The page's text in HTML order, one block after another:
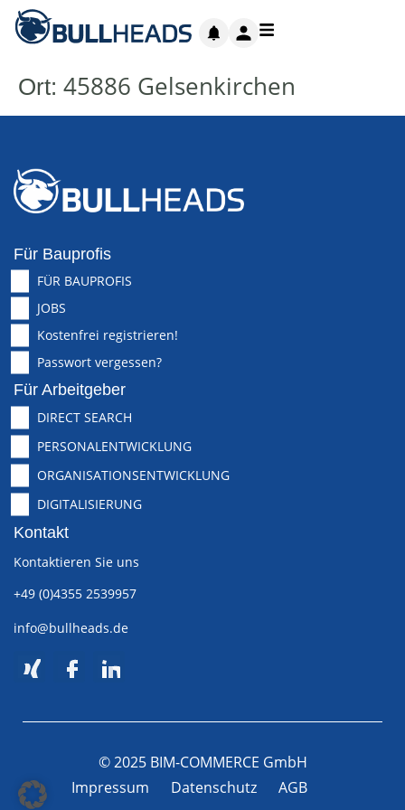
Ort: 45886 Gelsenkirchen
Für Bauprofis
FÜR BAUPROFIS
JOBS
Kostenfrei registrieren!
Passwort vergessen?
Für Arbeitgeber
DIRECT SEARCH
PERSONALENTWICKLUNG
ORGANISATIONSENTWICKLUNG
DIGITALISIERUNG
Kontakt
Kontaktieren Sie uns
+49 (0)4355 2539957
info@bullheads.de
© 2025 BIM-COMMERCE GmbH
Impressum
Datenschutz AGB